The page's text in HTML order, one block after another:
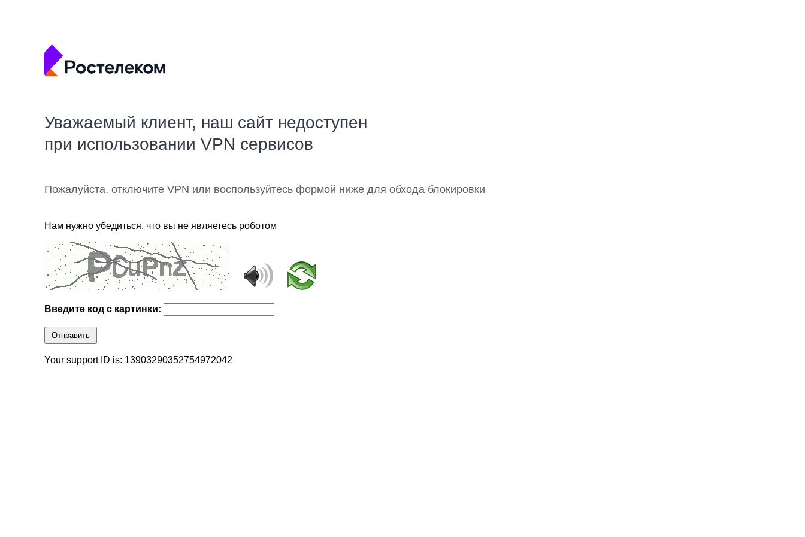
Уважаемый клиент, наш сайт недоступен
при использовании VPN сервисов
Пожалуйста, отключите VPN или воспользуйтесь формой ниже для обхода блокировки
Нам нужно убедиться, что вы не являетесь роботом
Введите код с картинки:
Отправить
Your support ID is: 13903290352754972042